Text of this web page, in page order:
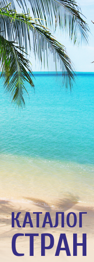
КАТАЛОГ
СТРАН